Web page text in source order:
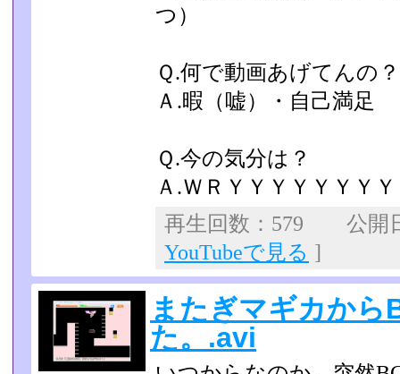
つ）
Ｑ.何で動画あげてんの？
Ａ.暇（嘘）・自己満足
Ｑ.今の気分は？
Ａ.ＷＲＹＹＹＹＹＹＹ
再生回数：579 公
YouTubeで見る ]
またぎマギカから
た。.avi